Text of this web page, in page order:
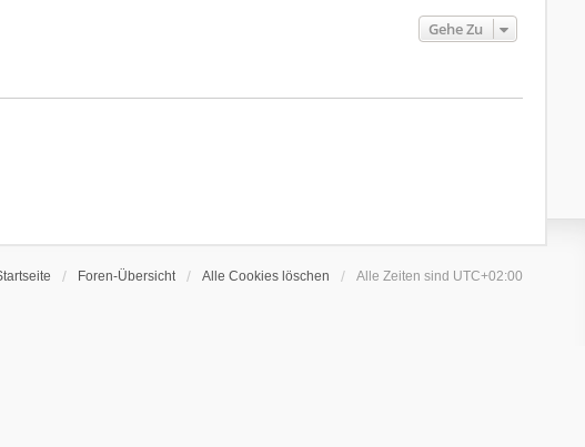
Gehe Zu
Foren-Übersicht Alle Cookies löschen Alle Zeiten sind UTC+02:00